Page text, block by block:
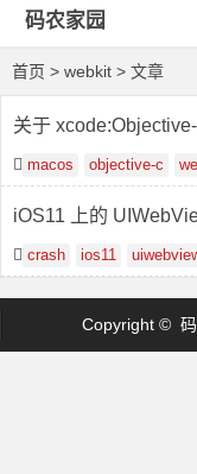
码农家园
首页 > webkit > 文章
关于
macos objective-c
iOS11 上的
crash ios11
Copyright © 码